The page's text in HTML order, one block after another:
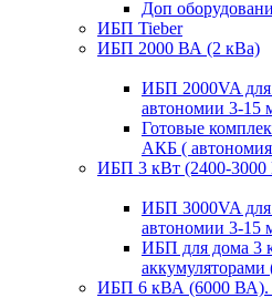
Доп
ИБП Tieber
ИБП 2000 ВА (2 кВа)
ИБП 2000VA для
автономии 3-15
Готовые
АКБ (
ИБП 3 кВт (2400-3000
ИБП 3000VA для
автономии 3-15
ИБП для дома 3
аккумуляторами
ИБП 6 кВА (6000 ВА).